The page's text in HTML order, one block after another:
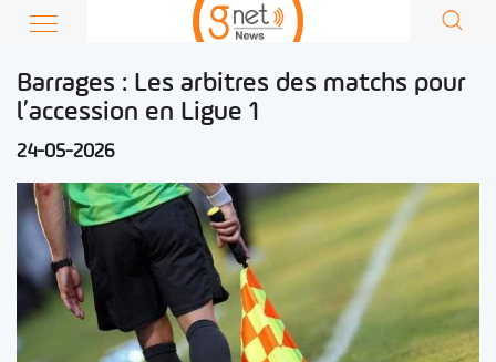
Barrages : Les arbitres des matchs pour
l’accession en Ligue 1
24-05-2026